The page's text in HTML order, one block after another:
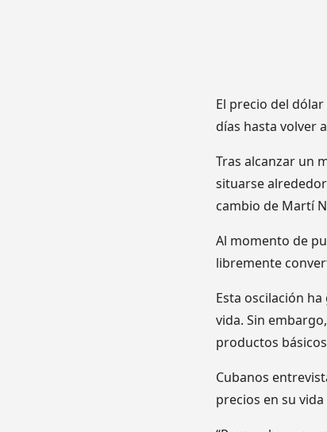
El precio del
días hasta volver
Tras alcanzar un
situarse
cambio de Martí
Al momento de
libremente
Esta oscilación
vida. Sin
productos
Cubanos
precios en su